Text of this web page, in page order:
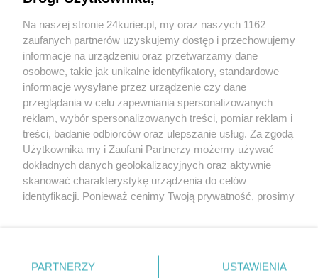
Zapamiętać?
Zaloguj
Zapomniałem hasła
Copyright © 2022 Kurier Szczeciński sp. z o.o.
Na naszej stronie 24kurier.pl, my oraz naszych 1162
zaufanych partnerów uzyskujemy dostęp i przechowujemy
informacje na urządzeniu oraz przetwarzamy dane
osobowe, takie jak unikalne identyfikatory, standardowe
informacje wysyłane przez urządzenie czy dane
przeglądania w celu zapewniania spersonalizowanych
reklam, wybór spersonalizowanych treści, pomiar reklam i
treści, badanie odbiorców oraz ulepszanie usług. Za zgodą
Użytkownika my i Zaufani Partnerzy możemy używać
dokładnych danych geolokalizacyjnych oraz aktywnie
skanować charakterystykę urządzenia do celów
identyfikacji. Ponieważ cenimy Twoją prywatność, prosimy
prywatności znajdujący się w lewym dolnym rogu strony
. Niektóre rodzaje przetwarzania danych nie wymagają
PARTNERZY USTAWIENIA